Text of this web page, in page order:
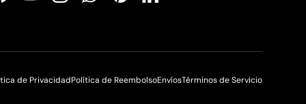
de PrivacidadPolítica de ReembolsoEnvíosTérminos de Servicio